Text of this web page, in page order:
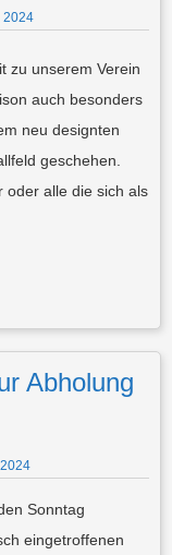
2024
zu unserem Verein
auch besonders
neu designten
geschehen.
oder alle die sich als
Abholung
Sonntag
eingetroffenen